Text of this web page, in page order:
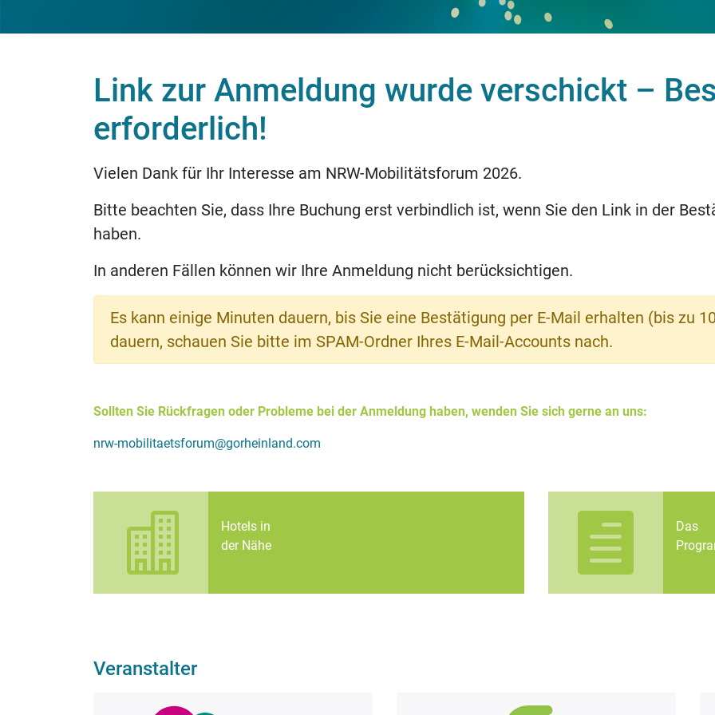
Link zur Anmeldung wurde verschickt –
erforderlich!
Vielen Dank für Ihr Interesse am NRW-Mobilitätsforum 2026.
Bitte beachten Sie, dass Ihre Buchung erst verbindlich ist, wenn Sie den Link in der
haben.
In anderen Fällen können wir Ihre Anmeldung nicht berücksichtigen.
Es kann einige Minuten dauern, bis Sie eine Bestätigung per E-Mail erhalten (bis zu
dauern, schauen Sie bitte im SPAM-Ordner Ihres E-Mail-Accounts nach.
Sollten Sie Rückfragen oder Probleme bei der Anmeldung haben, wenden Sie sich gerne an uns:
nrw-mobilitaetsforum@gorheinland.com
Hotels in
der Nähe
Das
Veranstalter